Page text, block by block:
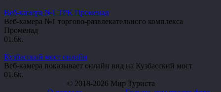
Веб-камера №1 ТРК Променад
Веб-камера №1 торгово-развлекательного комплекса
Променад
01.6к.
Кузбасский мост онлайн
Веб-камера показывает онлайн вид на Кузбасский мост
01.6к.
© 2018-2026 Мир Туриста